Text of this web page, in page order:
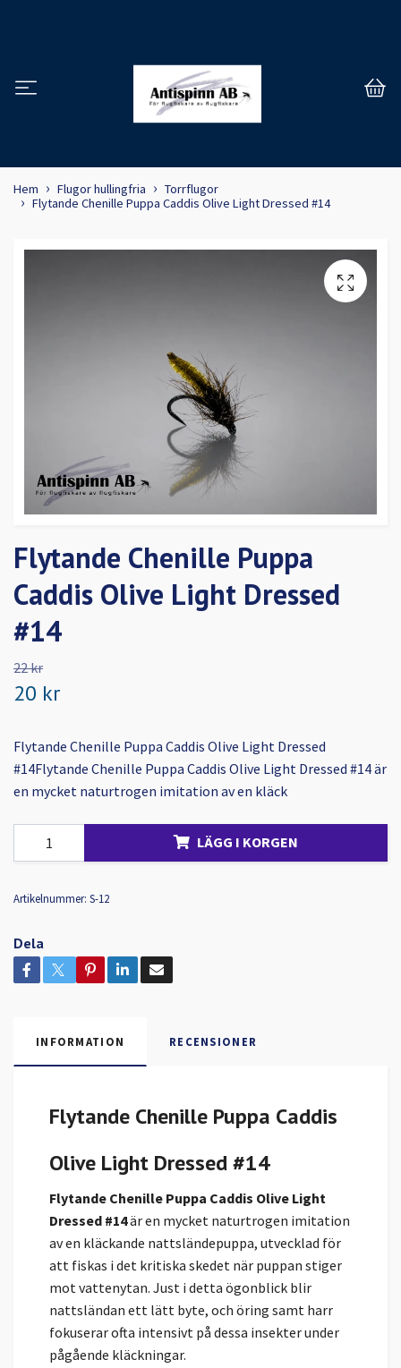
Hem Flugor hullingfria
Torrflugor
Flytande Chenille Puppa Caddis Olive Light Dressed #14
Flytande Chenille Puppa
Caddis Olive Light Dressed
#14
22 kr
20 kr
Flytande Chenille Puppa Caddis Olive Light Dressed
#14Flytande Chenille Puppa Caddis Olive Light Dressed #14 är
en mycket naturtrogen imitation av en kläck
LÄGG I KORGEN
Artikelnummer: S-12
Dela
INFORMATION RECENSIONER
Flytande Chenille Puppa Caddis
Olive Light Dressed #14
Flytande Chenille Puppa Caddis Olive Light
Dressed #14är en mycket naturtrogen imitation
av en kläckande nattsländepuppa, utvecklad för
att fiskas i det kritiska skedet när puppan stiger
mot vattenytan. Just i detta ögonblick blir
nattsländan ett lätt byte, och öring samt harr
fokuserar ofta intensivt på dessa insekter under
pågående kläckningar.